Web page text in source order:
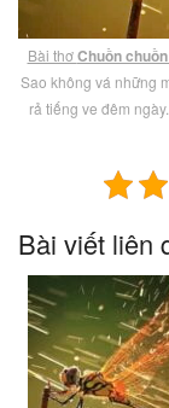
Bài thơChuồn
Sao không vá những
rả tiếng ve đêm
Bài viết liên